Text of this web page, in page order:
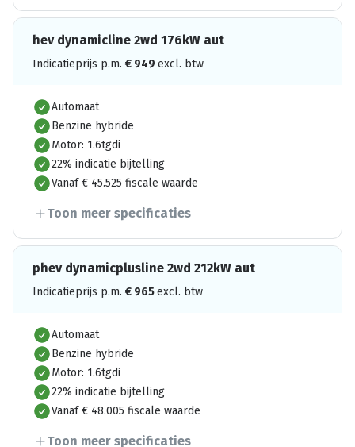
hev dynamicline 2wd 176kW aut
Indicatieprijs p.m. € 949 excl. btw
Automaat
Benzine hybride
Motor: 1.6tgdi
22% indicatie bijtelling
Vanaf € 45.525 fiscale waarde
Toon meer specificaties
phev dynamicplusline 2wd 212kW aut
Indicatieprijs p.m. € 965excl. btw
Automaat
Benzine hybride
Motor: 1.6tgdi
22% indicatie bijtelling
Vanaf € 48.005 fiscale waarde
Toon meer specificaties